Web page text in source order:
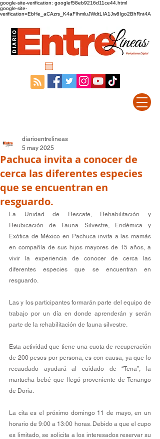
google-site-verification: googlef58eb9216d11ce44.html
google-site-
verification=EbHe_aCAzrs_K4aFIhmluJWdtLIA1Jw8Igo2BhRnt4A
Pachuca invita a conocer de
cerca las diferentes especies
que se encuentran en
resguardo.
diarioentrelineas
5 may 2025
La Unidad de Rescate, Rehabilitación y
Reubicación de Fauna Silvestre, Endémica y
Exótica de México en Pachuca invita a las mamás
en compañía de sus hijos mayores de 15 años, a
vivir la experiencia de conocer de cerca las
diferentes especies que se encuentran en
resguardo.
Las y los participantes formarán parte del equipo de
trabajo por un día en donde aprenderán y serán
parte de la rehabilitación de fauna silvestre.
Esta actividad que tiene una cuota de recuperación
de 200 pesos por persona, es con causa, ya que lo
recaudado ayudará al cuidado de “Tena”, la
martucha bebé que llegó proveniente de Tenango
de Doria.
La cita es el próximo domingo 11 de mayo, en un
horario de 9:00 a 13:00 horas. Debido a que el cupo
es limitado, se solicita a los interesados reservar su